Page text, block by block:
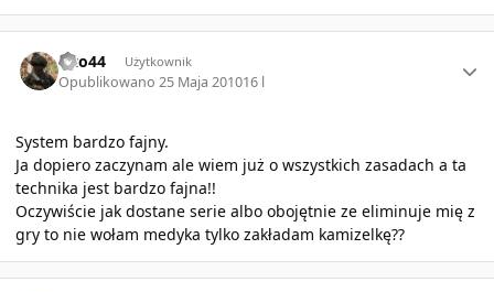
vito44 Użytkownik
Opublikowano25 Maja 201016 l
System bardzo fajny.
Ja dopiero zaczynam ale wiem już o wszystkich zasadach a ta
technika jest bardzo fajna!!
Oczywiście jak dostane serie albo obojętnie ze eliminuje mię z
gry to nie wołam medyka tylko zakładam kamizelkę??